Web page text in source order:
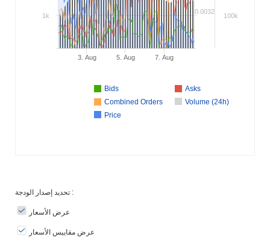
Bids
Asks
Combined Orders
Volume (24h)
Price
3. Aug 5. Aug 7. Aug
0.0032
100k
1k
تحديد إصدار الودجة :
عرض الأسعار
عرض مقاييس الأسعار